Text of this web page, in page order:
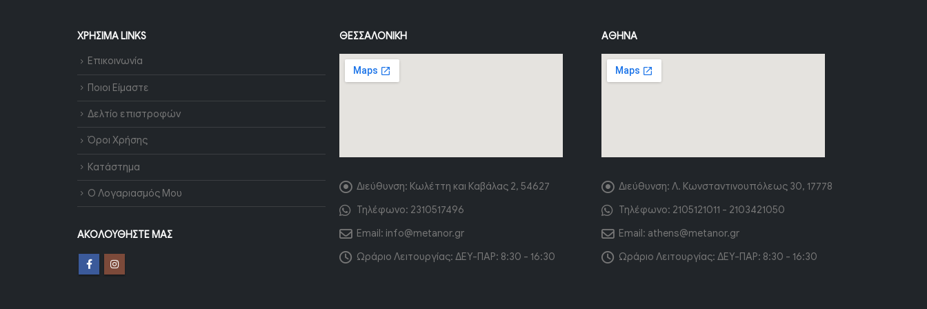
ΧΡΉΣΙΜΑ LINKS
Επικοινωνία
Ποιοι Είμαστε
Δελτίο επιστροφών
Όροι Χρήσης
Κατάστημα
Ο Λογαριασμός Μου
ΑΚΟΛΟΥΘΉΣΤΕ ΜΑΣ
ΘΕΣΣΑΛΟΝΊΚΗ
Διεύθυνση: Κωλέττη και Καβάλας 2, 54627
Τηλέφωνο: 2310517496
Email: info@metanor.gr
Ωράριο Λειτουργίας: ΔΕΥ-ΠΑΡ: 8:30 - 16:30
ΑΘΉΝΑ
Διεύθυνση: Λ. Κωνσταντινουπόλεως 30, 17778
Τηλέφωνο: 2105121011 - 2103421050
Email: athens@metanor.gr
Ωράριο Λειτουργίας: ΔΕΥ-ΠΑΡ: 8:30 - 16:30